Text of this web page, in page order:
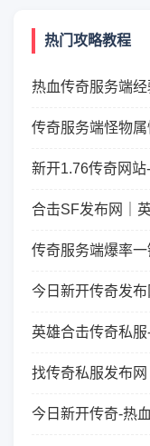
热门攻略教程
热血传奇服务端
传奇服务端怪物
新开1.76传奇网站
合击SF发布网｜
传奇服务端爆率
今日新开传奇发
英雄合击传奇私
找传奇私服发布
今日新开传奇-热